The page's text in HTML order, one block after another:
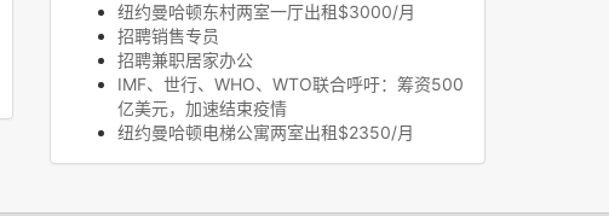
纽约曼哈顿东村两室一厅出租$3000/月
招聘销售专员
招聘兼职居家办公
IMF、世行、WHO、WTO联合呼吁：筹资500
亿美元，加速结束疫情
纽约曼哈顿电梯公寓两室出租$2350/月